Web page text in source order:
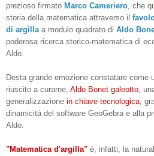
prezioso firmato Marco Cameriero , che
storia della matematica attraverso il
di argilla a modulo quadrato di Aldo
poderosa ricerca storico-matematica di
Aldo.
Desta grande emozione constatare come
riuscito a curarne, Aldo Bonet galeotto ,
generalizzazione in chiave tecnologica ,
dinamicità del software GeoGebra e alla
Aldo.
"Matematica d'argilla" è, infatti, la